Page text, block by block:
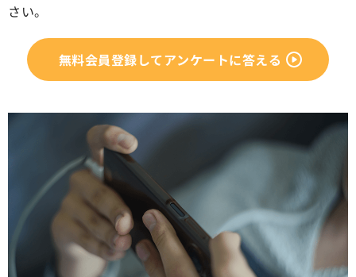
さい。
無料会員登録してアンケートに答える